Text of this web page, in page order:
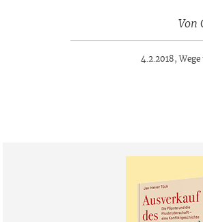
Von
4.2.2018,